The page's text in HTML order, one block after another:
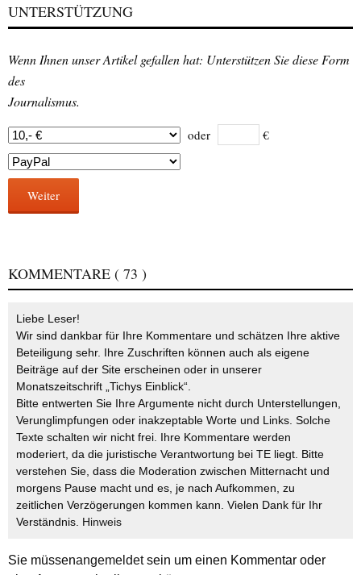
UNTERSTÜTZUNG
Wenn Ihnen unser Artikel gefallen hat: Unterstützen Sie diese Form
des
Journalismus.
oder €
Weiter
KOMMENTARE ( 73 )
Liebe Leser!
Wir sind dankbar für Ihre Kommentare und schätzen Ihre aktive
Beteiligung sehr. Ihre Zuschriften können auch als eigene
Beiträge auf der Site erscheinen oder in unserer
Monatszeitschrift „Tichys Einblick“.
Bitte entwerten Sie Ihre Argumente nicht durch Unterstellungen,
Verunglimpfungen oder inakzeptable Worte und Links. Solche
Texte schalten wir nicht frei. Ihre Kommentare werden
moderiert, da die juristische Verantwortung bei TE liegt. Bitte
verstehen Sie, dass die Moderation zwischen Mitternacht und
morgens Pause macht und es, je nach Aufkommen, zu
zeitlichen Verzögerungen kommen kann. Vielen Dank für Ihr
Verständnis. Hinweis
Sie müssenangemeldetsein um einen Kommentar oder